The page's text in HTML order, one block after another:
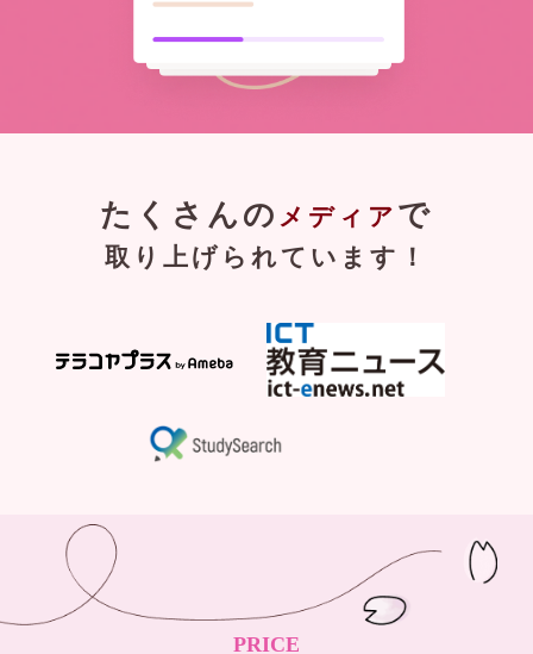
たくさんの メディア で
取り上げられています！
PRICE